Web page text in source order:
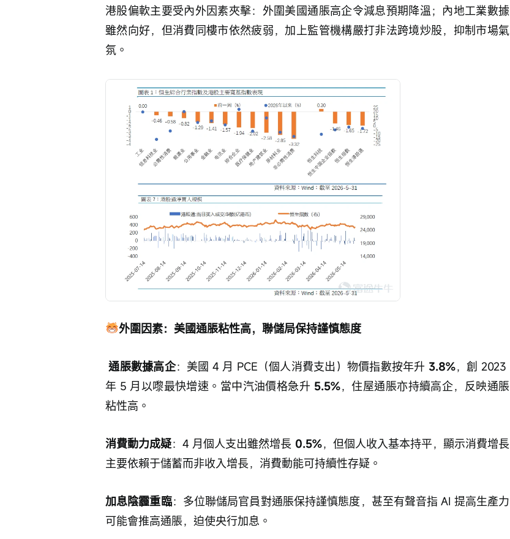
港股偏軟主要受內外因素夾擊：外圍美國通脹高企令減息預期降溫；內地工業數據
雖然向好，但消費同樓市依然疲弱，加上監管機構嚴打非法跨境炒股，抑制市場氣
氛。
外圍因素：美國通脹粘性高，聯儲局保持謹慎態度
通脹數據高企：美國 4 月 PCE（個人消費支出）物價指數按年升 3.8%，創 2023
年 5 月以嚟最快增速。當中汽油價格急升 5.5%，住屋通脹亦持續高企，反映通脹
粘性高。
消費動力成疑：4 月個人支出雖然增長 0.5%，但個人收入基本持平，顯示消費增長
主要依賴于儲蓄而非收入增長，消費動能可持續性存疑。
加息陰霾重臨：多位聯儲局官員對通脹保持謹慎態度，甚至有聲音指 AI 提高生產力
可能會推高通脹，迫使央行加息。